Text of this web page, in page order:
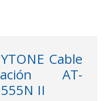
Cable
AT-
II